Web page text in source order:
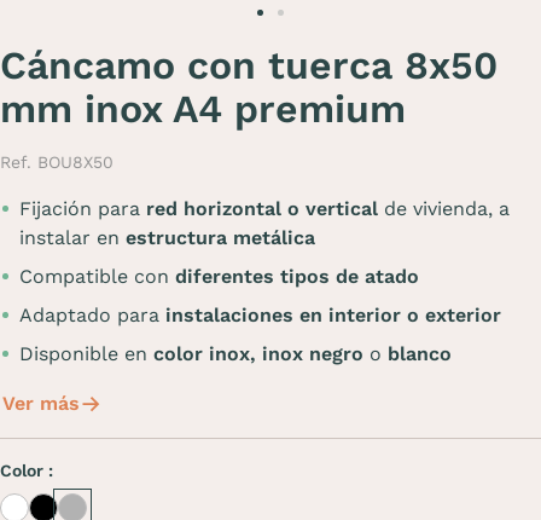
Cáncamo con tuerca 8x50
mm inox A4 premium
Ref. BOU8X50
Fijación para red horizontal o vertical de vivienda, a
instalar en estructura metálica
Compatible con diferentes tipos de atado
Adaptado para instalaciones en interior o exterior
Disponible en color inox, inox negro o blanco
Ver más
Color :
WhiteBlackInox